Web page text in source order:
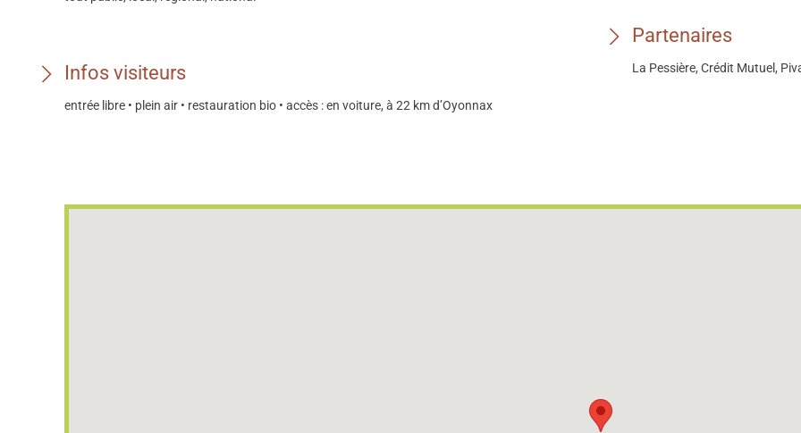
Infos visiteurs
entrée libre • plein air • restauration bio • accès : en voiture, à 22 km d’Oyonnax
Partenaires
La Pessière, Crédit Mutuel,